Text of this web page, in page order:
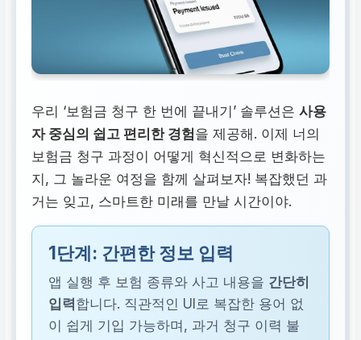
우리 ‘보험금 청구 한 번에 끝내기’ 솔루션은사용
자 중심의 쉽고 편리한 경험을 제공해. 이제 너의
보험금 청구 과정이 어떻게 혁신적으로 변화하는
지, 그 놀라운 여정을 함께 살펴보자! 복잡했던 과
거는 잊고, 스마트한 미래를 만날 시간이야.
1단계: 간편한 정보 입력
앱 실행 후 보험 종류와 사고 내용을 간단히
입력합니다. 직관적인 UI로 복잡한 용어 없
이 쉽게 기입 가능하며, 과거 청구 이력 불